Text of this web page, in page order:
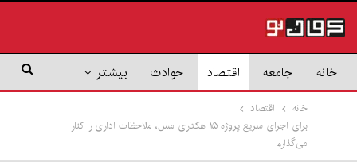
خانه جامعه اقتصاد حوادث بیشتر
خانه
اقتصاد
برای اجرای سریع پروژه ۱۵ هکتاری مس، ملاحظات اداری را کنار
می‌گذارم